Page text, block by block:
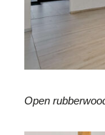
Open